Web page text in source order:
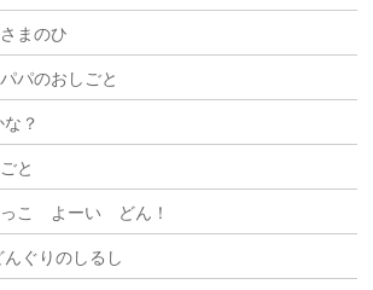
まのひ
パのおしごと
？
と
こ よーい どん！
ぐりのしるし